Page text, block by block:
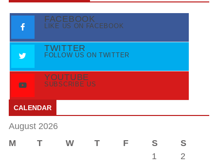
FACEBOOK
LIKE US ON FACEBOOK
TWITTER
FOLLOW US ON TWITTER
YOUTUBE
SUBSCRIBE US
CALENDAR
August 2026
M
T W T F S
S
1
2